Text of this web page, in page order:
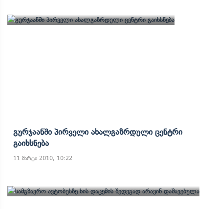
Გურჯაანში Პირველი Ახალგაზრდული Ცენტრი
Გაიხსნება
11 მარტი 2010, 10:22